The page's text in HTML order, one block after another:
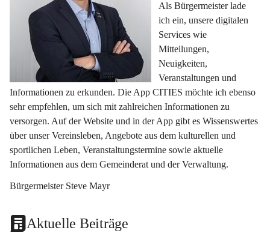
Als Bürgermeister lade
ich ein, unsere digitalen
Services wie
Mitteilungen,
Neuigkeiten,
Veranstaltungen und
Informationen zu erkunden. Die App CITIES möchte ich ebenso
sehr empfehlen, um sich mit zahlreichen Informationen zu
versorgen. Auf der Website und in der App gibt es Wissenswertes
über unser Vereinsleben, Angebote aus dem kulturellen und
sportlichen Leben, Veranstaltungstermine sowie aktuelle
Informationen aus dem Gemeinderat und der Verwaltung.
Bürgermeister Steve Mayr
Aktuelle Beiträge